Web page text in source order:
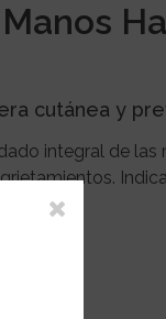
cutánea y
integral de las